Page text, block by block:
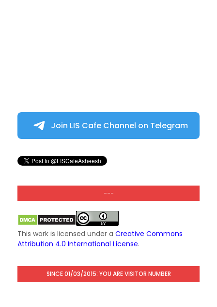
Join LIS Cafe Channel on Telegram
---
This work is licensed under a Creative Commons
Attribution 4.0 International License.
SINCE 01/03/2015: YOU ARE VISITOR NUMBER